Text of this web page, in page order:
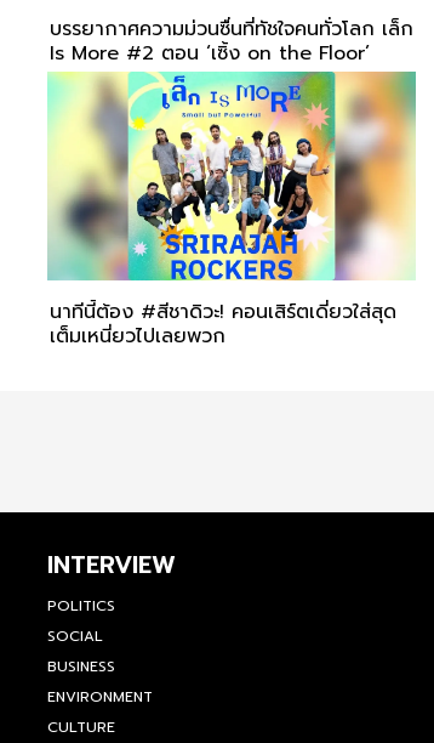
บรรยากาศความม่วนซื่นที่ทัชใจคนทั่วโลก เล็ก
Is More #2 ตอน ‘เซิ้ง on the Floor’
นาทีนี้ต้อง #สีชาดิวะ! คอนเสิร์ตเดี่ยวใส่สุด
เต็มเหนี่ยวไปเลยพวก
INTERVIEW
POLITICS
SOCIAL
BUSINESS
ENVIRONMENT
CULTURE